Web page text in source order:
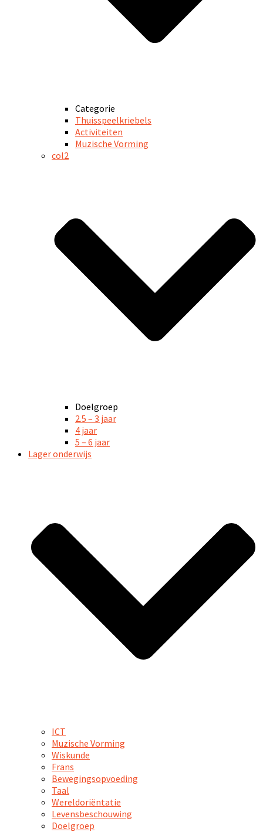
Categorie
Thuisspeelkriebels
Activiteiten
Muzische Vorming
col2
Doelgroep
2.5 – 3 jaar
4 jaar
5 – 6 jaar
Lager onderwijs
ICT
Muzische Vorming
Wiskunde
Frans
Bewegingsopvoeding
Taal
Wereldoriëntatie
Levensbeschouwing
Doelgroep